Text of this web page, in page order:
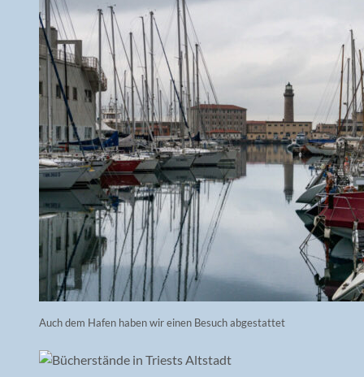
Auch dem Hafen haben wir einen Besuch abgestattet